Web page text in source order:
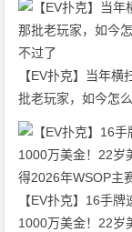
【EV扑克】当年横
批老玩家，如今怎
过了
【EV扑克】16手牌
1000万美金！22岁